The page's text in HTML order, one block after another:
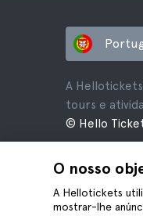
O nosso
A Hellotickets
mostrar-lhe
A
tours e
© Hello